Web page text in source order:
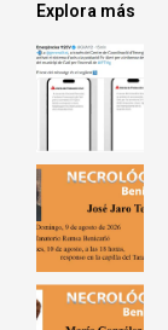
Explora más